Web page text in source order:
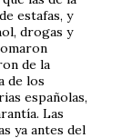
estafas, y
drogas y
de la
de los
españolas,
Las
ya antes del